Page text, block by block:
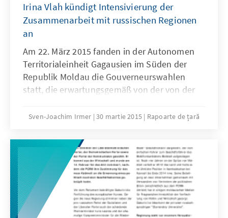
Irina Vlah kündigt Intensivierung der
Zusammenarbeit mit russischen Regionen
an
Am 22. März 2015 fanden in der Autonomen
Territorialeinheit Gagausien im Süden der
Republik Moldau die Gouverneurswahlen
statt, die erwartungsgemäß von der von der
Kandidatin Irina Vlah gewonnen wurden. Vlah
wichtigster Gegenkandidat Nicolai Dudoglo
gut 30 Prozentpunkte weniger.
Sven-Joachim Irmer 30 martie 2015 Rapoarte de țară